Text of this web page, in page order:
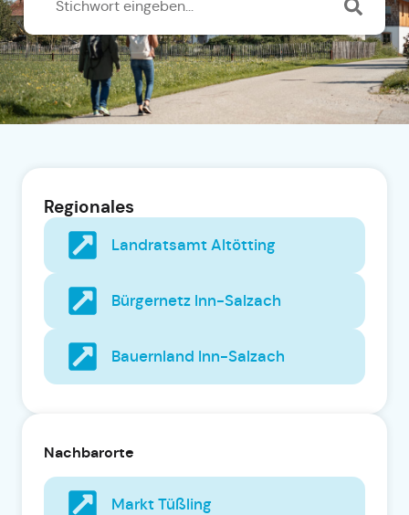
Regionales
Landratsamt Altötting
Bürgernetz Inn-Salzach
Bauernland Inn-Salzach
Nachbarorte
Markt Tüßling